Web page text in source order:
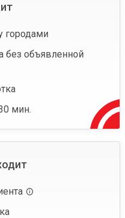
городами
без объявленной
мин.